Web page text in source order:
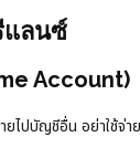
แลนซ์
Account)
ยไปบัญชีอื่น อย่าใช้จ่